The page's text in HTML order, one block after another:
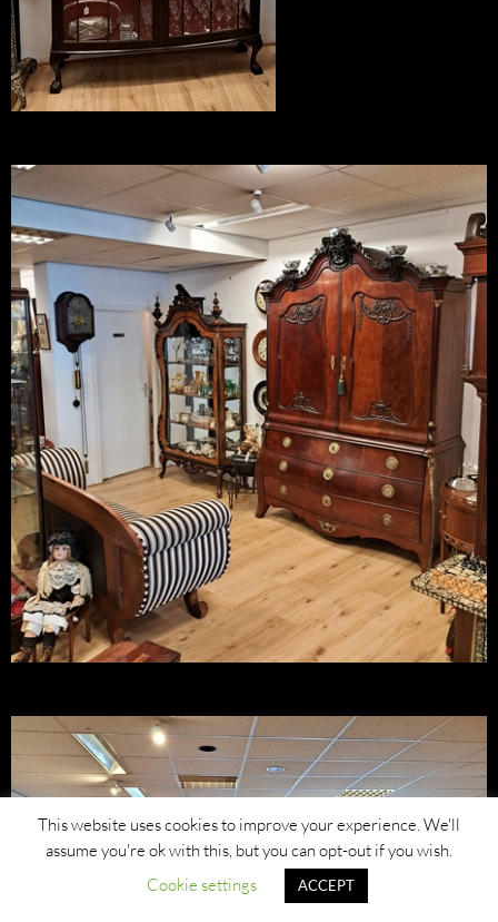
This website uses cookies to improve your experience. We'll
assume you're ok with this, but you can opt-out if you wish.
Cookie settings
ACCEPT